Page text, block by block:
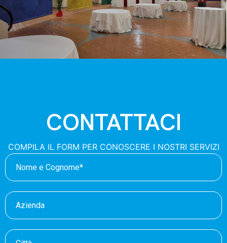
CONTATTACI
COMPILA IL FORM PER CONOSCERE I NOSTRI SERVIZI